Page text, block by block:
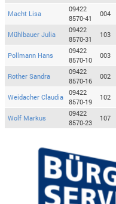
Macht Lisa
09422
8570-41
004
Mühlbauer Julia
09422
8570-31
103
Pollmann Hans
09422
8570-10
003
Rother Sandra
09422
8570-16
002
Weidacher Claudia
09422
8570-19
102
Wolf Markus
09422
8570-23
107